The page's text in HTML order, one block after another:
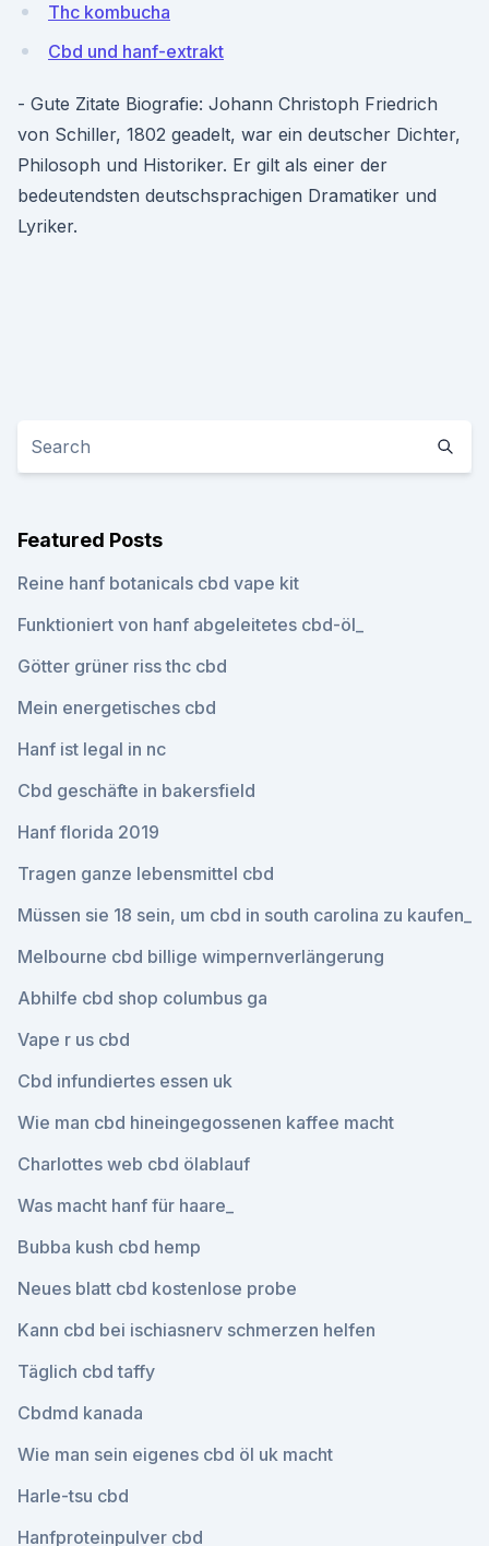
Thc kombucha
Cbd und hanf-extrakt
- Gute Zitate Biografie: Johann Christoph Friedrich
von Schiller, 1802 geadelt, war ein deutscher Dichter,
Philosoph und Historiker. Er gilt als einer der
bedeutendsten deutschsprachigen Dramatiker und
Lyriker.
Featured Posts
Reine hanf botanicals cbd vape kit
Funktioniert von hanf abgeleitetes cbd-öl_
Götter grüner riss thc cbd
Mein energetisches cbd
Hanf ist legal in nc
Cbd geschäfte in bakersfield
Hanf florida 2019
Tragen ganze lebensmittel cbd
Müssen sie 18 sein, um cbd in south carolina zu kaufen_
Melbourne cbd billige wimpernverlängerung
Abhilfe cbd shop columbus ga
Vape r us cbd
Cbd infundiertes essen uk
Wie man cbd hineingegossenen kaffee macht
Charlottes web cbd ölablauf
Was macht hanf für haare_
Bubba kush cbd hemp
Neues blatt cbd kostenlose probe
Kann cbd bei ischiasnerv schmerzen helfen
Täglich cbd taffy
Cbdmd kanada
Wie man sein eigenes cbd öl uk macht
Harle-tsu cbd
Hanfproteinpulver cbd